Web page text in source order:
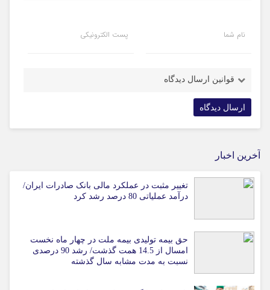
نام شما پست الکترونیکی
قوانین ارسال دیدگاه
آخرین اخبار
تغییر مثبت در عملکرد مالی بانک صادرات ایران/
درآمد عملیاتی 80 درصد رشد کرد
حق بیمه تولیدی بیمه ملت در چهار ماه نخست
امسال از 14.5 همت گذشت/ رشد 90 درصدی
نسبت به مدت مشابه سال گذشته